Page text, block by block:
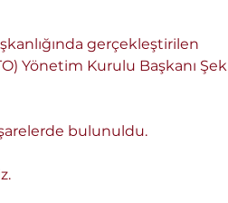
gerçekleştirilen
Yönetim Kurulu Başkanı
bulunuldu.